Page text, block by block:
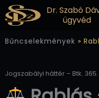
Skip
to
content
Dr. Szabó
ügyvéd
Bűncselekmények »
Jogszabályi háttér – Btk. 365.